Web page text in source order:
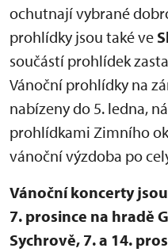
ochutnají vybrané
prohlídky jsou také ve
součástí prohlídek
Vánoční prohlídky na
nabízeny do 5. ledna,
prohlídkami Zimního
vánoční výzdoba po
Vánoční koncerty
7. prosince na hradě
Sychrově, 7. a 14.